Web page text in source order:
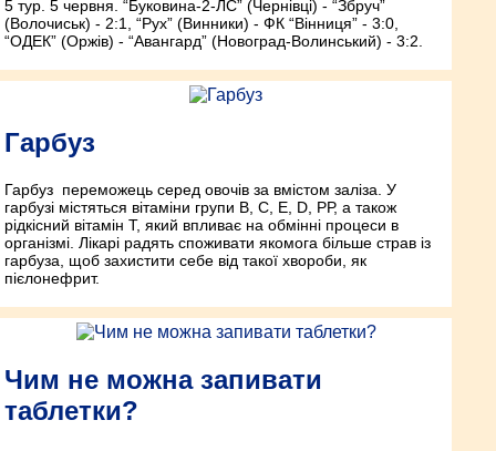
5 тур. 5 червня. “Буковина-2-ЛС” (Чернівці) - “Збруч”
(Волочиськ) - 2:1, “Рух” (Винники) - ФК “Вінниця” - 3:0,
“ОДЕК” (Оржів) - “Авангард” (Новоград-Волинський) - 3:2.
Гарбуз
Гарбуз ­ переможець серед овочів за вмістом заліза. У
гарбузі містяться вітаміни групи В, C, E, D, РР, а також
рідкісний вітамін T, який впливає на обмінні процеси в
організмі. Лікарі радять споживати якомога більше страв із
гарбуза, щоб захистити себе від такої хвороби, як
пієлонефрит.
Чим не можна запивати
таблетки?